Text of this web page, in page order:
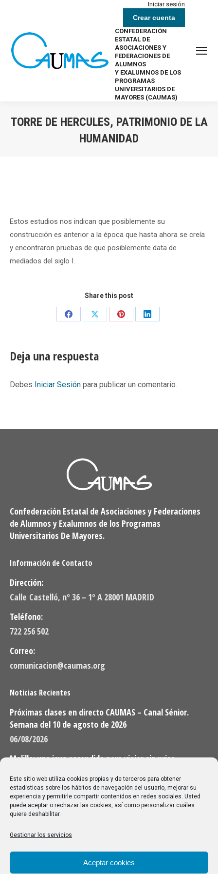
Este sitio web utiliza cookies propias y de terceros para obtener
estadísticas sobre los hábitos de navegación del usuario, mejorar su
experiencia y permitirle compartir contenidos en redes sociales. Usted
puede aceptar o rechazar las cookies, así como personalizar cuáles
quiere deshabilitar.
Gestionar los servicios
Aceptar cookies
Iniciar sesión
Crear cuenta
CONFEDERACIÓN
ESTATAL DE
ASOCIACIONES Y
FEDERACIONES DE
ALUMNOS
Y EXALUMNOS DE LOS
PROGRAMAS
UNIVERSITARIOS DE
MAYORES (CAUMAS)
TORRE DE HERCULES, PATRIMONIO DE LA
HUMANIDAD
Estos estudios nos indican que posiblemente su
construcción es anterior a la época que hasta ahora se creía
y encontraron pruebas de que posiblemente data de
mediados del siglo I.
Share this post
Share
Share
Share
Share
Deja una respuesta
Debes Iniciar Sesión para publicar un comentario.
Confederación Estatal de Asociaciones y Federaciones
de Alumnos y Exalumnos de los Programas
Universitarios De Mayores.
Información de Contacto
Dirección:
Calle Castelló, nº 36 – 1º A 28001 MADRID
Teléfono:
722 256 502
Correo:
comunicacion@caumas.org
Noticias Recientes
Próximas clases en directo CAUMAS – Canal Sénior.
Semana del 10 de agosto de 2026
06/08/2026
Melilla: una joya escondida para viajar sin prisa
28/07/2026
Buscar
Buscar:
Aviso Legal|Política de privacidad|Política de cookies